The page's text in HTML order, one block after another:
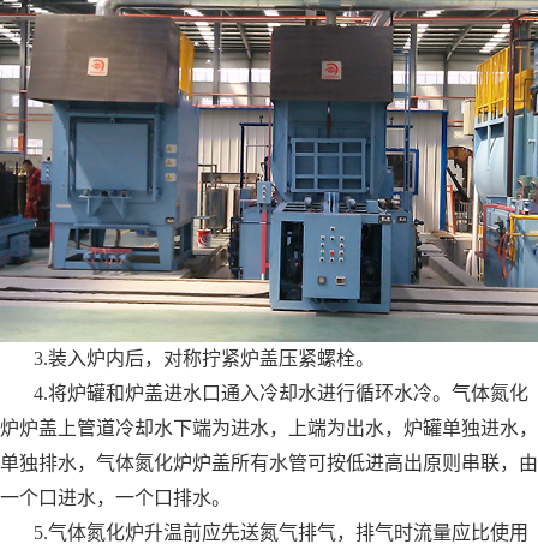
3.装入炉内后，对称拧紧炉盖压紧螺栓。
4.将炉罐和炉盖进水口通入冷却水进行循环水冷。气体氮化
炉炉盖上管道冷却水下端为进水，上端为出水，炉罐单独进水，
单独排水，气体氮化炉炉盖所有水管可按低进高出原则串联，由
一个口进水，一个口排水。
5.气体氮化炉升温前应先送氮气排气，排气时流量应比使用